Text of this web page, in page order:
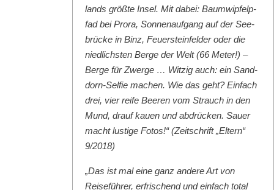
lands größte Insel. Mit dabei: Baumwipfelp­
fad bei Pro­ra, Son­nenauf­gang auf der See­
brücke in Binz, Feuer­ste­in­felder oder die
niedlich­sten Berge der Welt (66 Meter!) –
Berge für Zwerge … Witzig auch: ein Sand­
dorn-Self­ie machen. Wie das geht? Ein­fach
drei, vier reife Beeren vom Strauch in den
Mund, drauf kauen und abdrück­en. Sauer
macht lustige Fotos!“ (Zeitschrift „Eltern“
9/2018)
„Das ist mal eine ganz andere Art von
Reise­führer, erfrischend und ein­fach total